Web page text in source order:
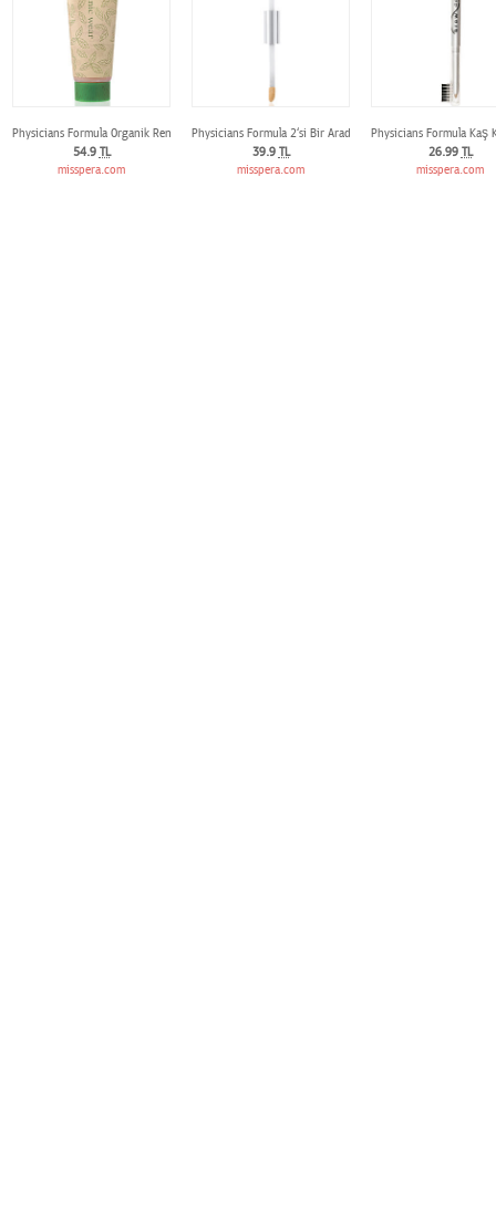
Physicians Formula Organik Renkli Nemlendirici SPF 15 - Doğal Işıltı
54.9 TL
misspera.com
Physicians Formula 2‘si Bir Arada Düzeltici ve Kapatıcı -
39.9 TL
misspera.com
Physicians Formula Kaş
26.99 TL
misspera.com